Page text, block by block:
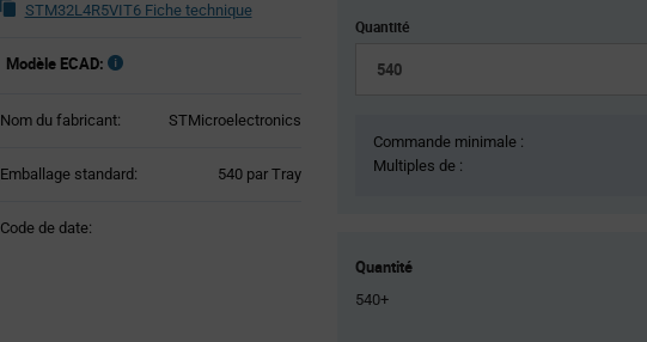
STM32L4R5VIT6 Fiche technique
Modèle ECAD:
Nom du fabricant: STMicroelectronics
Emballage standard: 540 par Tray
Code de date:
Quantité
Commande minimale :
Multiples de :
Quantité
540+